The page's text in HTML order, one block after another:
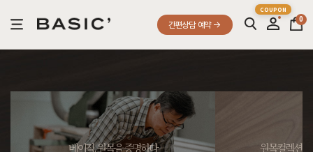
간편상담 예약
0
베이직, 원목을 증명하다 원목컬렉션,